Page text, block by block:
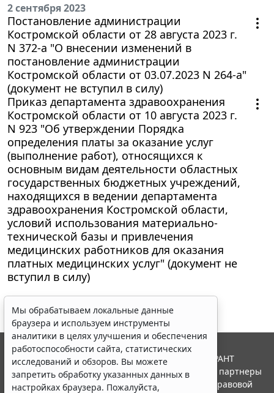
2 сентября 2023
Постановление администрации
Костромской области от 28 августа 2023 г.
N 372-а "О внесении изменений в
постановление администрации
Костромской области от 03.07.2023 N 264-а"
(документ не вступил в силу)
Приказ департамента здравоохранения
Костромской области от 10 августа 2023 г.
N 923 "Об утверждении Порядка
определения платы за оказание услуг
(выполнение работ), относящихся к
основным видам деятельности областных
государственных бюджетных учреждений,
находящихся в ведении департамента
здравоохранения Костромской области,
условий использования материально-
технической базы и привлечения
медицинских работников для оказания
платных медицинских услуг" (документ не
вступил в силу)
Мы обрабатываем локальные данные
браузера и используем инструменты
аналитики в целях улучшения и обеспечения
работоспособности сайта, статистических
исследований и обзоров. Вы можете
запретить обработку указанных данных в
настройках браузера. Пожалуйста,
© ООО "НПП "ГАРАНТ-СЕРВИС", 2026. Система ГАРАНТ
выпускается с 1990 года. Компания "Гарант" и ее партнеры
являются участниками Российской ассоциации правовой